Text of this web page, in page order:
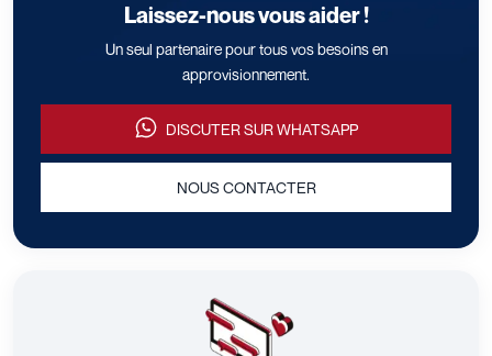
Laissez-nous vous aider !
Un seul partenaire pour tous vos besoins en
approvisionnement.
DISCUTER SUR WHATSAPP
NOUS CONTACTER